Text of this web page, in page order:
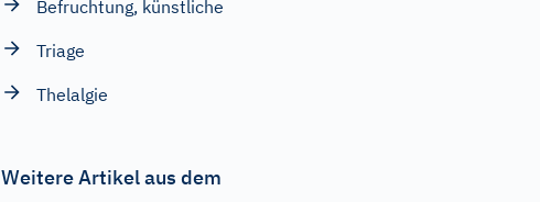
Befruchtung, künstliche
Triage
Thelalgie
Weitere Artikel aus dem